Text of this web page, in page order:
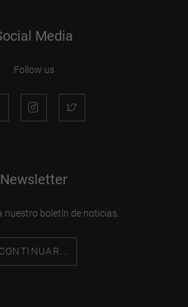
Media
Follow us
Newsletter
nuestro boletín de noticias.
CONTINUAR...